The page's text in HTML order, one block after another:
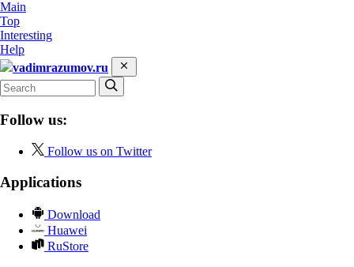
Main
Top
Interesting
Help
vadimrazumov.ru
Follow us:
Follow us on Twitter
Applications
Download
Huawei
RuStore